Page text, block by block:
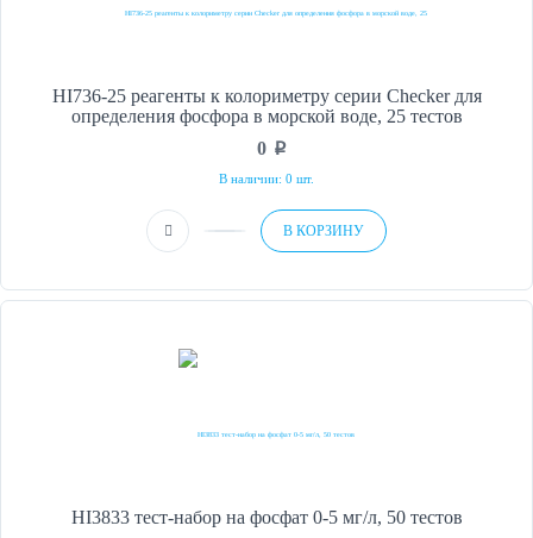
HI736-25 реагенты к колориметру серии Checker для
определения фосфора в морской воде, 25 тестов
0 p
В наличии: 0 шт.
В КОРЗИНУ
HI3833 тест-набор на фосфат 0-5 мг/л, 50 тестов